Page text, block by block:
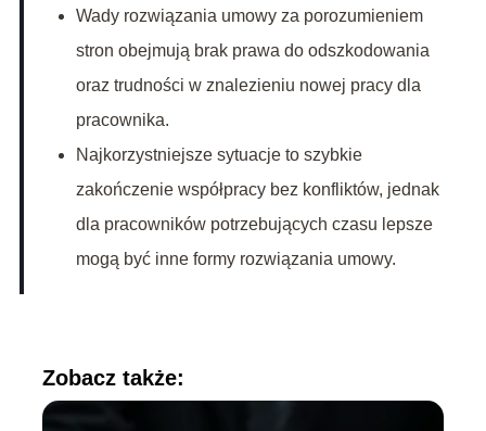
Wady rozwiązania umowy za porozumieniem
stron obejmują brak prawa do odszkodowania
oraz trudności w znalezieniu nowej pracy dla
pracownika.
Najkorzystniejsze sytuacje to szybkie
zakończenie współpracy bez konfliktów, jednak
dla pracowników potrzebujących czasu lepsze
mogą być inne formy rozwiązania umowy.
Zobacz także: